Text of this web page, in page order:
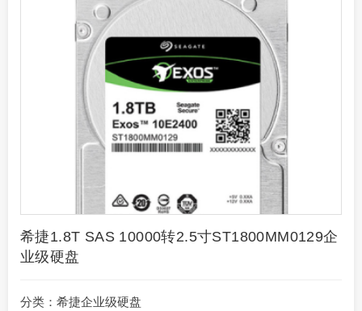
希捷1.8T SAS 10000转2.5寸ST1800MM0129企
业级硬盘
分类： 希捷企业级硬盘